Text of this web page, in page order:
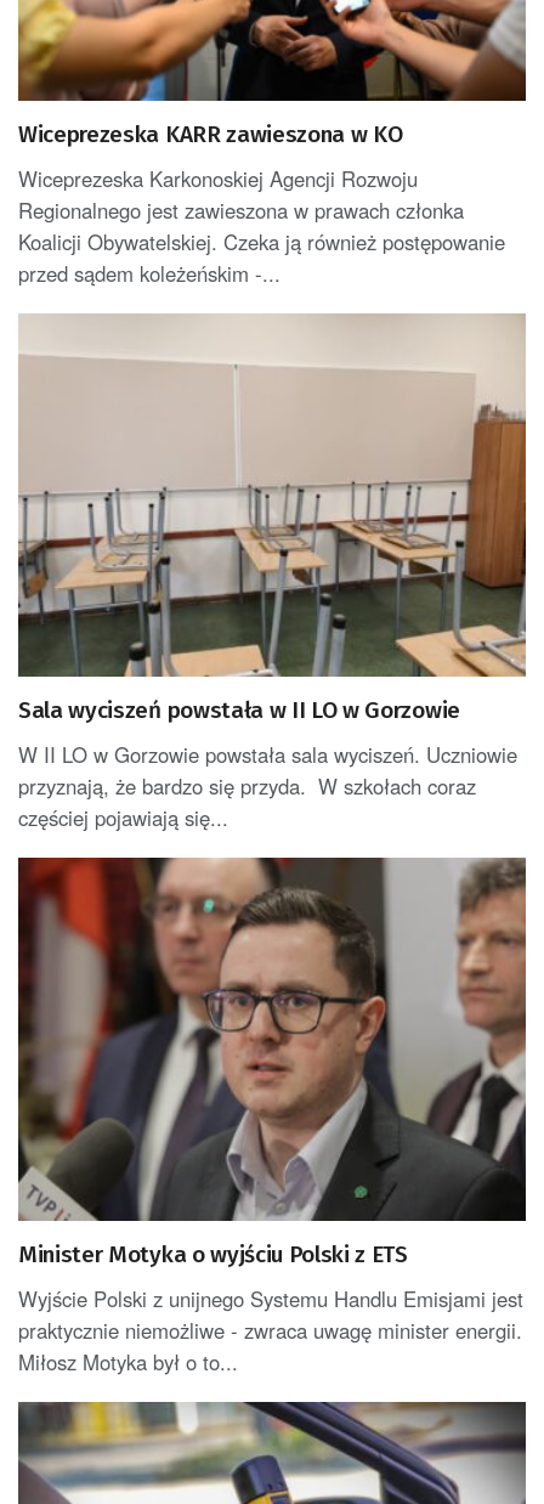
Wiceprezeska KARR zawieszona w KO
Wiceprezeska Karkonoskiej Agencji Rozwoju
Regionalnego jest zawieszona w prawach członka
Koalicji Obywatelskiej. Czeka ją również postępowanie
przed sądem koleżeńskim -...
Sala wyciszeń powstała w II LO w Gorzowie
W II LO w Gorzowie powstała sala wyciszeń. Uczniowie
przyznają, że bardzo się przyda. W szkołach coraz
częściej pojawiają się...
Minister Motyka o wyjściu Polski z ETS
Wyjście Polski z unijnego Systemu Handlu Emisjami jest
praktycznie niemożliwe - zwraca uwagę minister energii.
Miłosz Motyka był o to...